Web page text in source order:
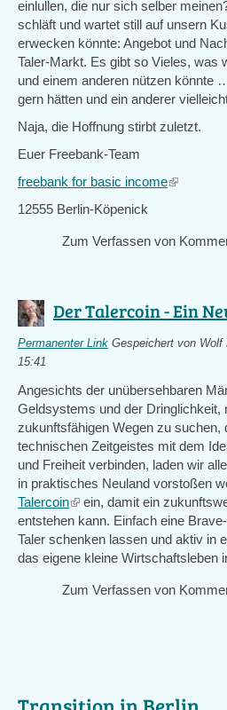
einlullen, die nur sich selber
schläft und wartet still auf unsern
erwecken könnte: Angebot und
Taler-Markt. Es gibt so Vieles, was
und einem anderen nützen könnte
gern hätten und ein anderer
Naja, die Hoffnung stirbt zuletzt.
Euer Freebank-Team
freebank for basic income(link
12555 Berlin-Köpenick
Zum Verfassen von
Der Talercoin - Ein
Permanenter Link Gespeichert von Wolf
15:41
Angesichts der unübersehbaren
Geldsystems und der Dringlichkeit,
zukunftsfähigen Wegen zu suchen,
technischen Zeitgeistes mit dem
und Freiheit verbinden, laden wir
in praktisches Neuland vorstoßen
Talercoin(link
is
external)
ein, damit ein
entstehen kann. Einfach eine
Taler schenken lassen und aktiv in
das eigene kleine Wirtschaftsleben
Zum Verfassen von